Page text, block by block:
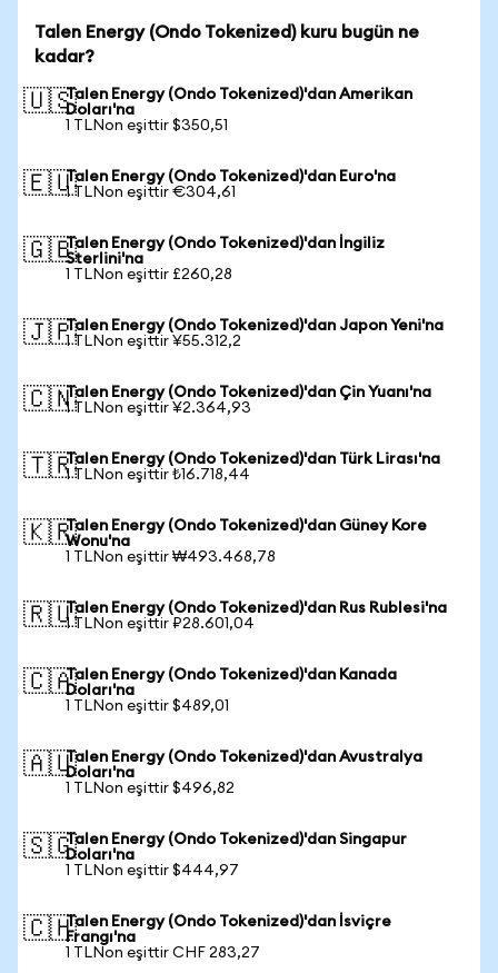
Talen Energy (Ondo Tokenized) kuru bugün ne
kadar?
🇺🇸Talen Energy (Ondo Tokenized)'dan Amerikan
Doları'na
1 TLNon eşittir $350,51
🇪🇺Talen Energy (Ondo Tokenized)'dan Euro'na
1 TLNon eşittir €304,61
🇬🇧Talen Energy (Ondo Tokenized)'dan İngiliz
Sterlini'na
1 TLNon eşittir £260,28
🇯🇵Talen Energy (Ondo Tokenized)'dan Japon Yeni'na
1 TLNon eşittir ¥55.312,2
🇨🇳Talen Energy (Ondo Tokenized)'dan Çin Yuanı'na
1 TLNon eşittir ¥2.364,93
🇹🇷Talen Energy (Ondo Tokenized)'dan Türk Lirası'na
1 TLNon eşittir ₺16.718,44
🇰🇷Talen Energy (Ondo Tokenized)'dan Güney Kore
Wonu'na
1 TLNon eşittir ₩493.468,78
🇷🇺Talen Energy (Ondo Tokenized)'dan Rus Rublesi'na
1 TLNon eşittir ₽28.601,04
🇨🇦Talen Energy (Ondo Tokenized)'dan Kanada
Doları'na
1 TLNon eşittir $489,01
🇦🇺Talen Energy (Ondo Tokenized)'dan Avustralya
Doları'na
1 TLNon eşittir $496,82
🇸🇬Talen Energy (Ondo Tokenized)'dan Singapur
Doları'na
1 TLNon eşittir $444,97
🇨🇭Talen Energy (Ondo Tokenized)'dan İsviçre
Frangı'na
1 TLNon eşittir CHF 283,27